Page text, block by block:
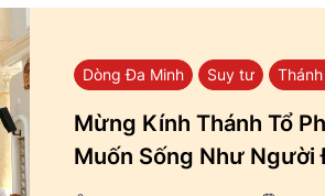
Dòng Đa Minh Suy tư
Mừng Kính Thánh Tổ
Muốn Sống Như Người